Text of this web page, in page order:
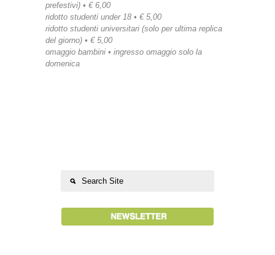
prefestivi) • € 6,00
ridotto studenti under 18 • € 5,00
ridotto studenti universitari (solo per ultima replica
del giorno) • € 5,00
omaggio bambini • ingresso omaggio solo la
domenica